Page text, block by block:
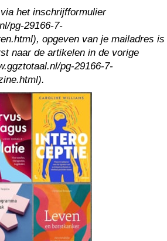
het inschrijfformulier
pg-29166-7-
opgeven van je mailadres is
naar de artikelen in de vorige
pg-29166-7-